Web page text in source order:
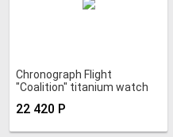
Chronograph Flight
"Coalition" titanium watch
22 420 Р